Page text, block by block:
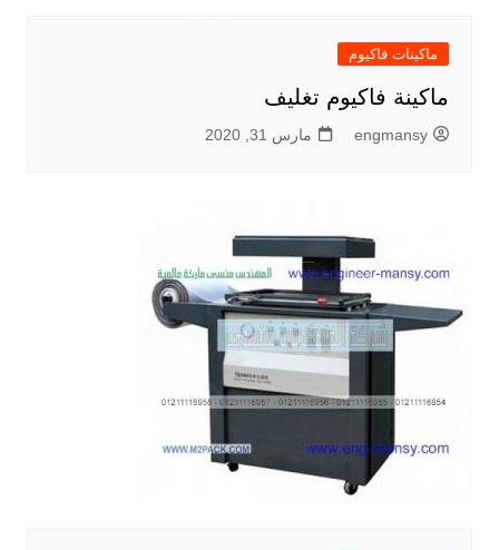
ماكينات فاكيوم
ماكينة فاكيوم تغليف
engmansy مارس 31, 2020